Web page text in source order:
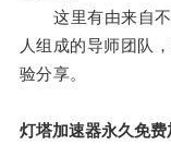
这里有由来自不
人组成的导师团队
验分享。
灯塔加速器永久免费